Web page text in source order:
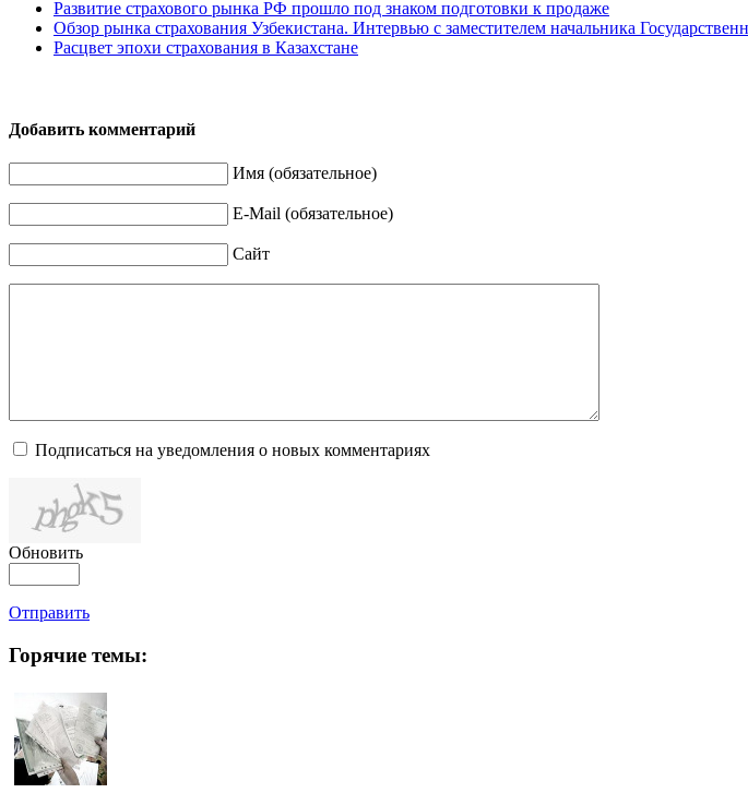
Развитие страхового рынка РФ прошло под знаком подготовки к продаже
Обзор рынка страхования Узбекистана. Интервью с заместителем начальника
Расцвет эпохи страхования в Казахстане
Добавить комментарий
Имя (обязательное)
E-Mail (обязательное)
Сайт
Подписаться на уведомления о новых комментариях
Обновить
Отправить
Горячие темы: